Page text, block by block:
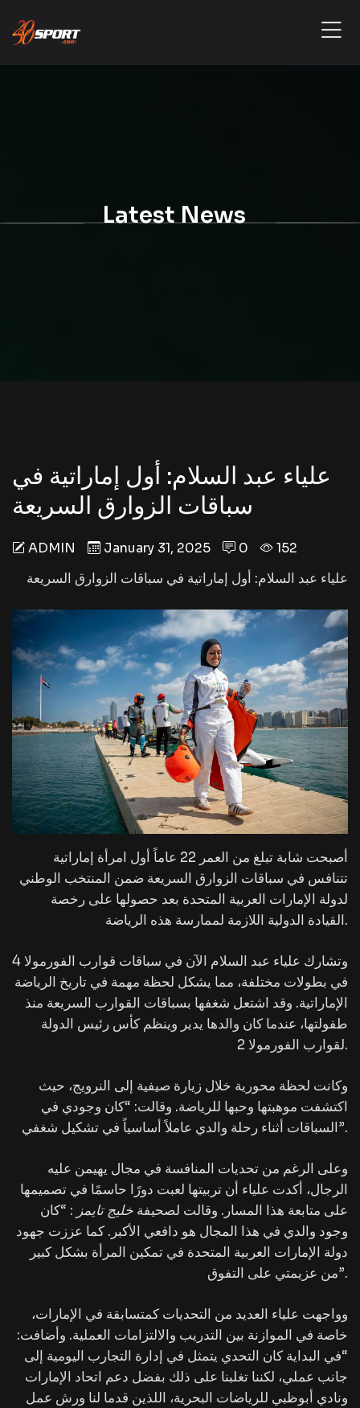
Latest News
علياء عبد السلام: أول إماراتية في
سباقات الزوارق السريعة
ADMIN January 31, 2025 0
152
علياء عبد السلام: أول إماراتية في سباقات الزوارق السريعة
أصبحت شابة تبلغ من العمر 22 عاماً أول امرأة إماراتية
تتنافس في سباقات الزوارق السريعة ضمن المنتخب الوطني
لدولة الإمارات العربية المتحدة بعد حصولها على رخصة
القيادة الدولية اللازمة لممارسة هذه الرياضة.
وتشارك علياء عبد السلام الآن في سباقات قوارب الفورمولا 4
في بطولات مختلفة، مما يشكل لحظة مهمة في تاريخ الرياضة
الإماراتية. وقد اشتعل شغفها بسباقات القوارب السريعة منذ
طفولتها، عندما كان والدها يدير وينظم كأس رئيس الدولة
لقوارب الفورمولا 2.
وكانت لحظة محورية خلال زيارة صيفية إلى النرويج، حيث
اكتشفت موهبتها وحبها للرياضة. وقالت: “كان وجودي في
السباقات أثناء رحلة والدي عاملاً أساسياً في تشكيل شغفي”.
وعلى الرغم من تحديات المنافسة في مجال يهيمن عليه
الرجال، أكدت علياء أن تربيتها لعبت دورًا حاسمًا في تصميمها
على متابعة هذا المسار. وقالت لصحيفة خليج تايمز : “كان
وجود والدي في هذا المجال هو دافعي الأكبر. كما عززت جهود
دولة الإمارات العربية المتحدة في تمكين المرأة بشكل كبير
من عزيمتي على التفوق”.
وواجهت علياء العديد من التحديات كمتسابقة في الإمارات،
خاصة في الموازنة بين التدريب والالتزامات العملية. وأضافت:
“في البداية كان التحدي يتمثل في إدارة التجارب اليومية إلى
جانب عملي، لكننا تغلبنا على ذلك بفضل دعم اتحاد الإمارات
ونادي أبوظبي للرياضات البحرية، اللذين قدما لنا ورش عمل